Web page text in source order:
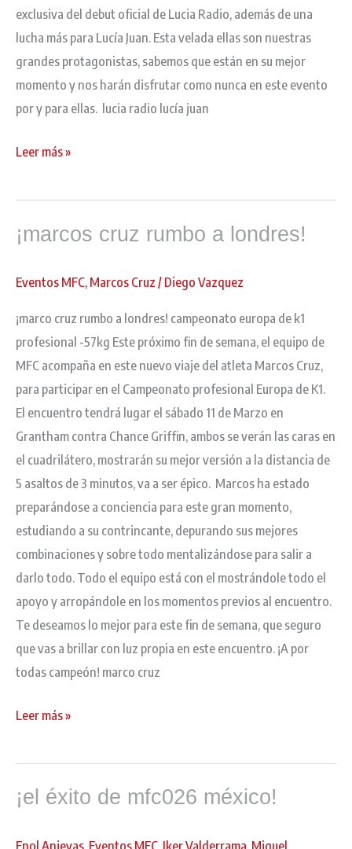
exclusiva del debut oficial de Lucia Radio, además de una
lucha más para Lucía Juan. Esta velada ellas son nuestras
grandes protagonistas, sabemos que están en su mejor
momento y nos harán disfrutar como nunca en este evento
por y para ellas. lucia radio lucía juan
Leer más »
¡marcos cruz rumbo a londres!
Eventos MFC,Marcos Cruz/Diego Vazquez
¡marco cruz rumbo a londres! campeonato europa de k1
profesional -57kg Este próximo fin de semana, el equipo de
MFC acompaña en este nuevo viaje del atleta Marcos Cruz,
para participar en el Campeonato profesional Europa de K1.
El encuentro tendrá lugar el sábado 11 de Marzo en
Grantham contra Chance Griffin, ambos se verán las caras en
el cuadrilátero, mostrarán su mejor versión a la distancia de
5 asaltos de 3 minutos, va a ser épico. Marcos ha estado
preparándose a conciencia para este gran momento,
estudiando a su contrincante, depurando sus mejores
combinaciones y sobre todo mentalizándose para salir a
darlo todo. Todo el equipo está con el mostrándole todo el
apoyo y arropándole en los momentos previos al encuentro.
Te deseamos lo mejor para este fin de semana, que seguro
que vas a brillar con luz propia en este encuentro. ¡A por
todas campeón! marco cruz
cruz
a
Leer más »
¡el éxito de mfc026 méxico!
Enol Anievas Eventos MFC Iker Valderrama Miguel
éxito
mfc026